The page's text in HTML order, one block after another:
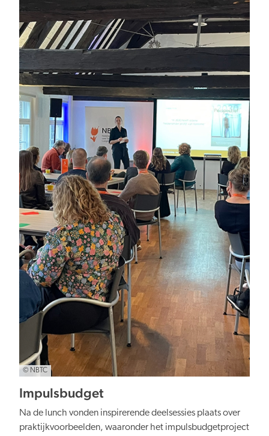
© NBTC
Impulsbudget
Na de lunch vonden inspirerende deelsessies plaats over
praktijkvoorbeelden, waaronder het impulsbudgetproject